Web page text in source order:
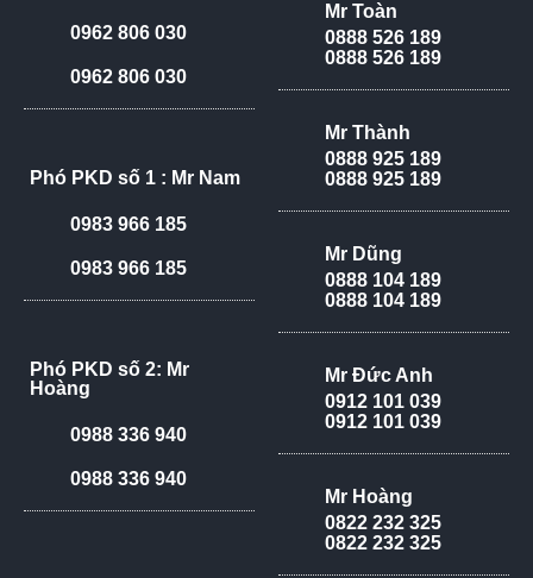
0962 806 030
0962 806 030
Phó PKD số 1 : Mr Nam
0983 966 185
0983 966 185
Phó PKD số 2: Mr
Hoàng
0988 336 940
0988 336 940
Mr Toàn
0888 526 189
0888 526 189
Mr Thành
0888 925 189
0888 925 189
Mr Dũng
0888 104 189
0888 104 189
Mr Đức Anh
0912 101 039
0912 101 039
Mr Hoàng
0822 232 325
0822 232 325